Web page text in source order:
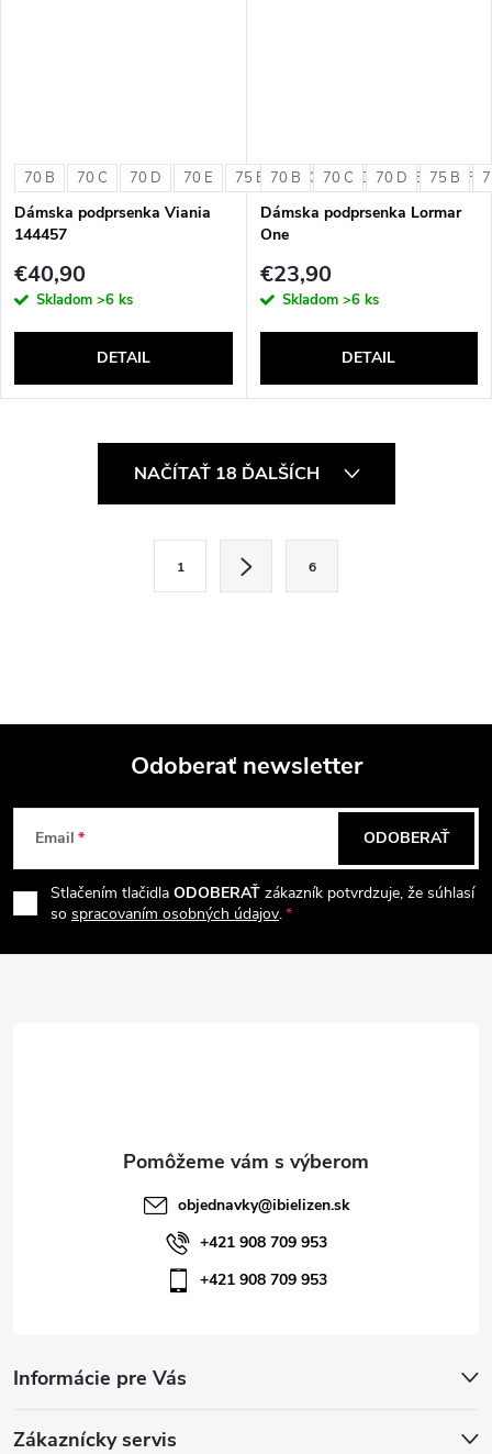
70 B 70 C 70 D 70 E 75 B 75 C 75 D 75 E 75 F
Dámska podprsenka Viania
144457
€40,90
Skladom >6 ks
DETAIL
70 B 70 C 70 D 75 B
Dámska podprsenka Lormar
One
€23,90
Skladom >6 ks
DETAIL
c
e
p
r
v
NAČÍTAŤ 18 ĎALŠÍCH
a
i
e
1 6
Z
á
p
Odoberať newsletter
Email
Stlačením tlačidla ODOBERAŤ zákazník potvrdzuje, že súhlasí
so spracovaním osobných údajov.
ODOBERAŤ
Informácie pre Vás
Zákaznícky servis
objednavky@ibielizen.sk
+421 908 709 953
+421 908 709 953